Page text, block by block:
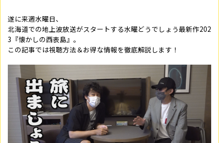
遂に来週水曜日、
北海道での地上波放送がスタートする水曜どうでしょう最新作202
3『懐かしの西表島』。
この記事では視聴方法＆お得な情報を徹底解説します！